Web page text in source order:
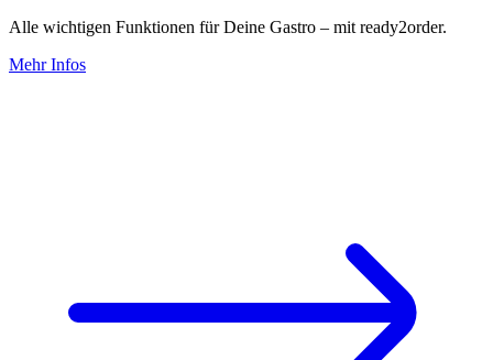
Alle wichtigen Funktionen für Deine Gastro – mit ready2order.
Mehr Infos